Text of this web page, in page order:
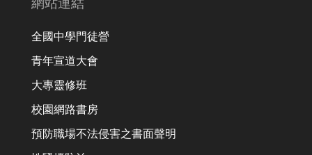
網站連結
全國中學門徒營
青年宣道大會
大專靈修班
校園網路書房
預防職場不法侵害之書面聲明